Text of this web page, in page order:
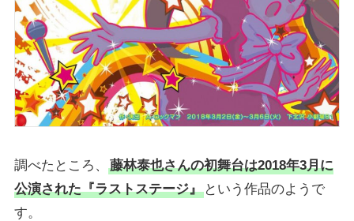
調べたところ、
藤林泰也さんの初舞台は2018年3月に
公演された『ラストステージ』という作品のようで
す。